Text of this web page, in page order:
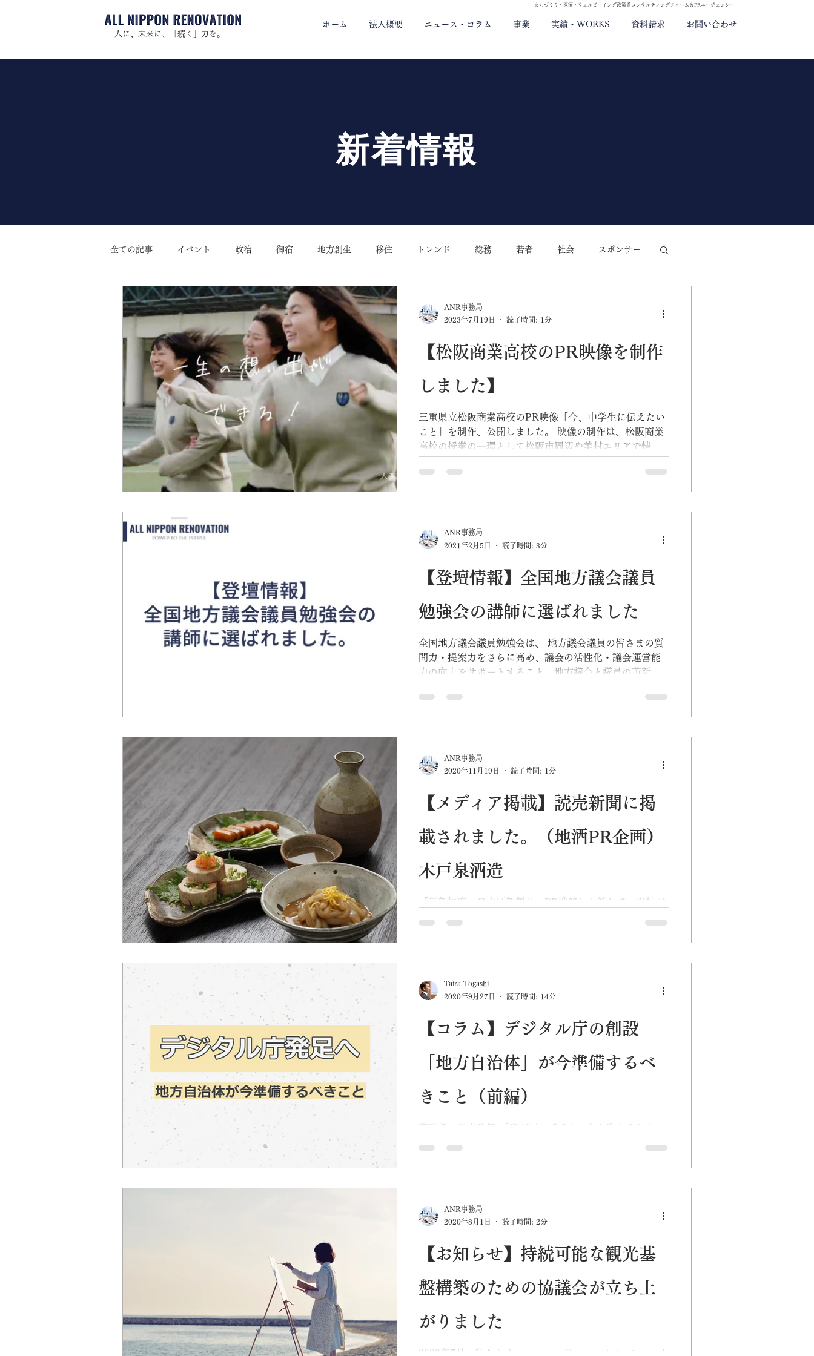
まちづくり・医療・ウェルビーイング政策系コンサルティングファーム＆PRエージェンシー
人に、未来に、「続く」力を。
ホーム 法人概要 ニュース・コラム 事業 実績・WORKS 資料請求 お問い合わせ
新着情報
全ての記事 イベント 政治 御宿 地方創生 移住 トレンド 総務 若者 社会 スポンサー
シンポジウム 公開講座 TOP コロナ 行政
インタビュー スマートシティ
【松阪商業高校のPR映像を制作
しました】
三重県立松阪商業高校のPR映像「今、中学生に伝えたい
こと」を制作、公開しました。 映像の制作は、松阪商業
高校の授業の一環として松阪市周辺や美村エリアで情報
6人とタイアップ授業を行いながら、進路に悩む中学3年
生に伝えたいこと...
ANR事務局
2023年7月19日
読了時間: 1分
【登壇情報】全国地方議会議員
勉強会の講師に選ばれました
全国地方議会議員勉強会は、 地方議会議員の皆さまの質
問力・提案力をさらに高め、議会の活性化・議会運営能
力の向上をサポートすること、地方議会と議員の革新と
現に寄与することを目的とし、最新事例や行政課題を先
取りしたテーマで勉強会...
ANR事務局
2021年2月5日
読了時間: 3分
【メディア掲載】読売新聞に掲
載されました。（地酒PR企画）
木戸泉酒造
「斬新提案 日本酒新製品 PR戦略」と第して、当社が
制度と共に、読売新聞全国版「地域力」（１１月１９
ANR事務局
2020年11月19日
読了時間: 1分
【コラム】デジタル庁の創設
「地方自治体」が今準備するべ
きこと（前編）
菅政権の重点政策 「我が国のデジタル化を進めるために
付が迅速に行われる、こういった社会を早急に実現する
必要があると思います。」 ...
Taira Togashi
2020年9月27日
読了時間: 14分
【お知らせ】持続可能な観光基
盤構築のための協議会が立ち上
がりました
2020年7月、私たちオール・ニッポン・レノベーションも
ANR事務局
2020年8月1日
読了時間: 2分